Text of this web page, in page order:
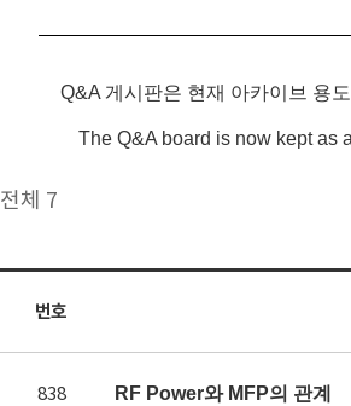
Q&A 게시판은 현재 아카이브 용
The Q&A board is now kept as
전체 7
번호
838 RF Power와 MFP의 관계